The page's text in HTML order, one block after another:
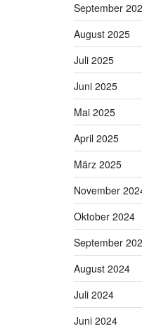
September
August 2025
Juli 2025
Juni 2025
Mai 2025
April 2025
März 2025
November
Oktober 2024
September
August 2024
Juli 2024
Juni 2024